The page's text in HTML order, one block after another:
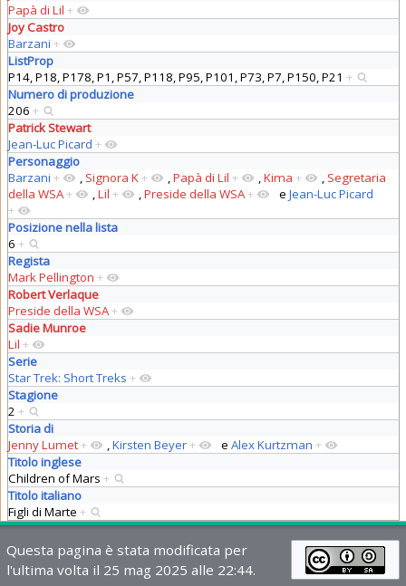
Papà di Lil +
Joy Castro
Barzani +
ListProp
P14, P18, P178, P1, P57, P118, P95, P101, P73, P7, P150, P21 +
Numero di produzione
206 +
Patrick Stewart
Jean-Luc Picard +
Personaggio
Barzani + , Signora K+ ,Papà di Lil + ,Kima + , Segretaria
della WSA+ ,Lil + ,Preside della WSA+ e Jean-Luc Picard
+
Posizione nella lista
6 +
Regista
Mark Pellington +
Robert Verlaque
Preside della WSA+
Sadie Munroe
Lil +
Serie
Star Trek: Short Treks +
Stagione
2 +
Storia di
Jenny Lumet+ ,Kirsten Beyer+ e Alex Kurtzman +
Titolo inglese
Children of Mars +
Titolo italiano
Figli di Marte +
Questa pagina è stata modificata per
l'ultima volta il 25 mag 2025 alle 22:44.